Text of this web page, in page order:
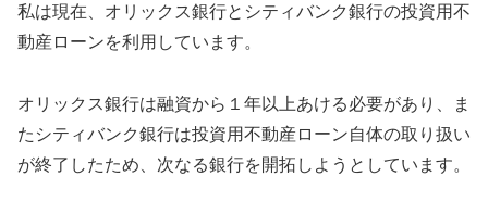
私は現在、オリックス銀行とシティバンク銀行の投資用不
動産ローンを利用しています。
オリックス銀行は融資から１年以上あける必要があり、ま
たシティバンク銀行は投資用不動産ローン自体の取り扱い
が終了したため、次なる銀行を開拓しようとしています。